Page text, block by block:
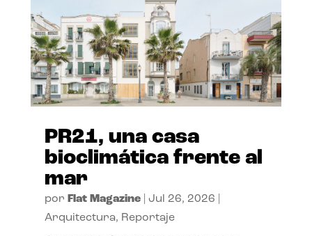
PR21, una casa
bioclimática frente al
mar
por Flat Magazine| Jul 26, 2026
Arquitectura, Reportaje